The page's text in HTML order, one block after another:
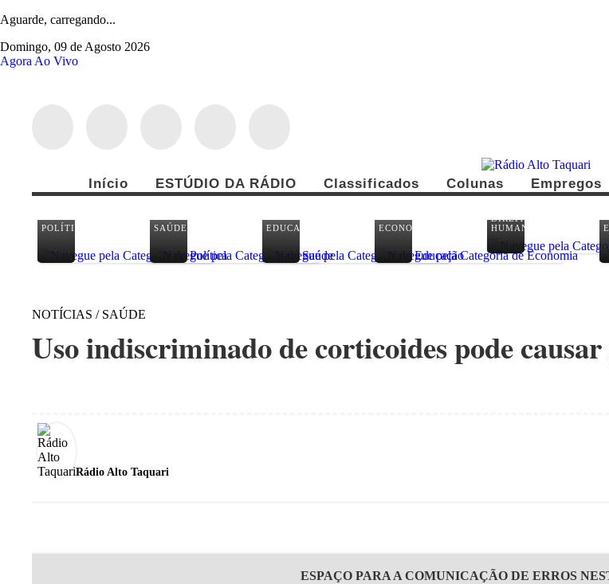
Aguarde, carregando...
Domingo, 09 de Agosto 2026
Agora Ao Vivo
Início ESTÚDIO DA RÁDIO Classificados Colunas Empregos
POLÍTICA SAÚDE EDUCAÇÃO ECONOMIA
DIREITOS
HUMANOS
NOTÍCIAS / SAÚDE
Uso indiscriminado de corticoides pode
Rádio Alto Taquari
ESPAÇO PARA A COMUNICAÇÃO DE ERROS